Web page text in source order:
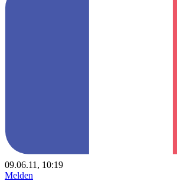
09.06.11, 10:19
Melden